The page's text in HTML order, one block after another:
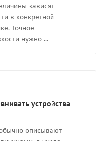
зависят
в конкретной
Точное
нужно ...
устройства
описывают